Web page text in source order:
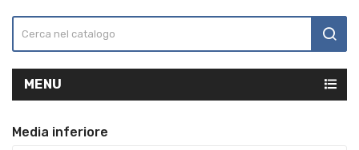
MENU
Media inferiore